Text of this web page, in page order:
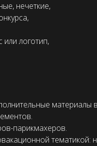
нечеткие,
логотип,
материалы
парикмахеров.
тематикой: